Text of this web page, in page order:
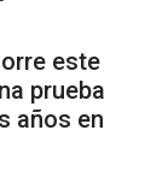
este
prueba
años en